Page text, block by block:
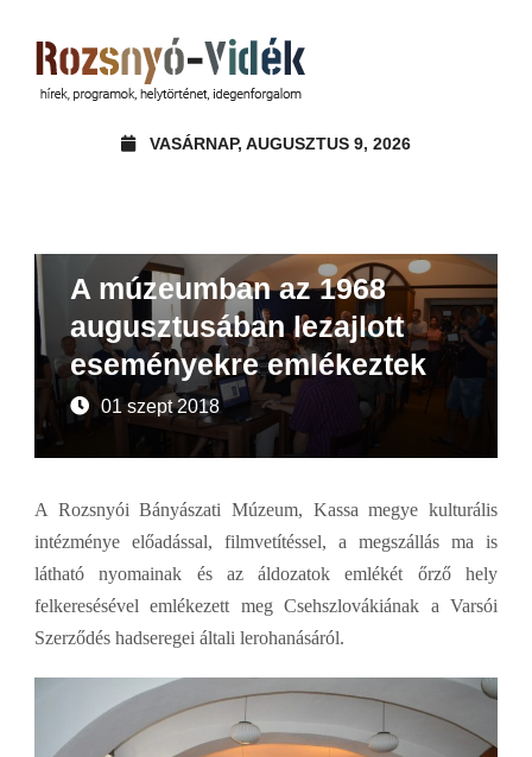
VASÁRNAP, AUGUSZTUS 9, 2026
A múzeumban az 1968
augusztusában lezajlott
eseményekre emlékeztek
01 szept 2018
A Rozsnyói Bányászati Múzeum, Kassa megye kulturális
intézménye előadással, filmvetítéssel, a megszállás ma is
látható nyomainak és az áldozatok emlékét őrző hely
felkeresésével emlékezett meg Csehszlovákiának a Varsói
Szerződés hadseregei általi lerohanásáról.